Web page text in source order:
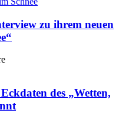
zu ihrem neuen
des „Wetten,